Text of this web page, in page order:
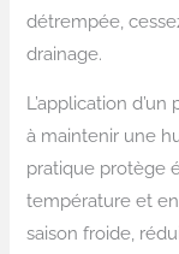
détrempée,
drainage.
L’application
à maintenir une
pratique protège
température et
saison froide,